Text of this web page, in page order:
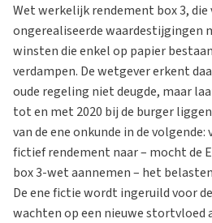
Wet werkelijk rendement box 3, die
ongerealiseerde waardestijgingen
winsten die enkel op papier
verdampen. De wetgever erkent
oude regeling niet deugde, maar
tot en met 2020 bij de burger
van de ene onkunde in de
fictief rendement naar – mocht de
box 3-wet aannemen – het
De ene fictie wordt ingeruild voor
wachten op een nieuwe stortvloed